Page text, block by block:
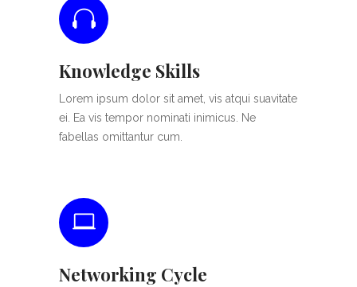
Knowledge Skills
Lorem ipsum dolor sit amet, vis atqui suavitate
ei. Ea vis tempor nominati inimicus. Ne
fabellas omittantur cum.
Networking Cycle